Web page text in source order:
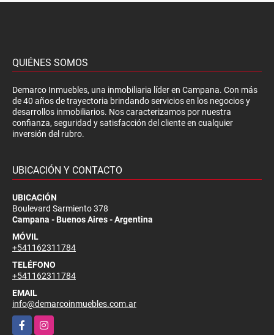
QUIÉNES SOMOS
Demarco Inmuebles, una inmobiliaria líder en Campana. Con más
de 40 años de trayectoria brindando servicios en los negocios y
desarrollos inmobiliarios. Nos caracterizamos por nuestra
confianza, seguridad y satisfacción del cliente en cualquier
inversión del rubro.
UBICACIÓN Y CONTACTO
UBICACIÓN
Boulevard Sarmiento 378
Campana - Buenos Aires - Argentina
MÓVIL
+541162311784
TELÉFONO
+541162311784
EMAIL
info@demarcoinmuebles.com.ar
FacebookInstagram